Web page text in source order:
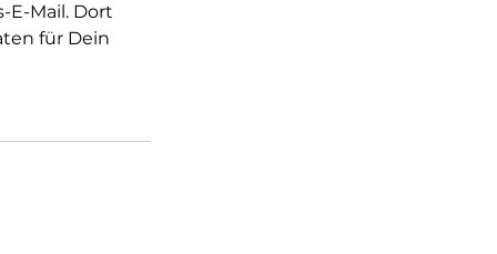
E-Mail. Dort
für Dein